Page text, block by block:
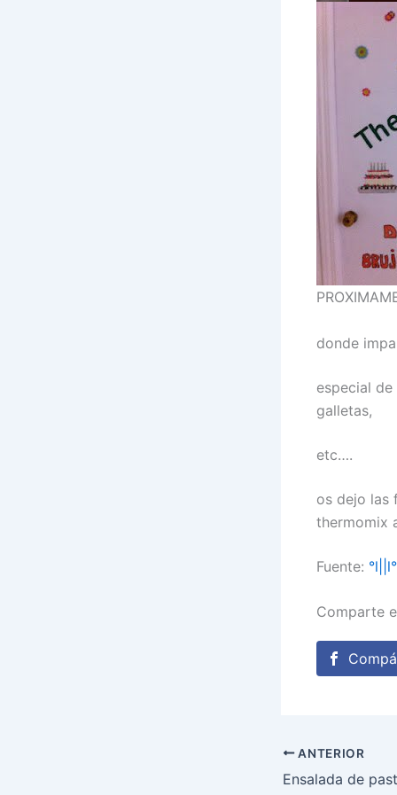
donde
especial
galletas,
etc….
os dejo las
thermomix
Fuente:
Comparte
ANTERIOR